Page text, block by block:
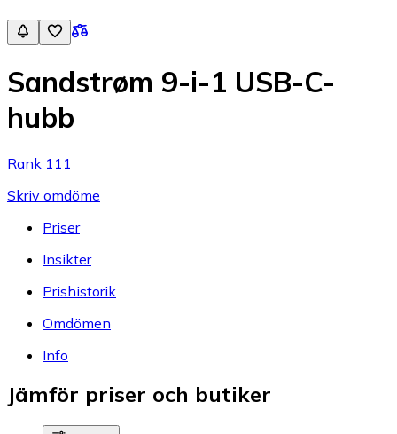
Sandstrøm 9-i-1 USB-C-
hubb
Rank 111
Skriv omdöme
Priser
Insikter
Prishistorik
Omdömen
Info
Jämför priser och butiker